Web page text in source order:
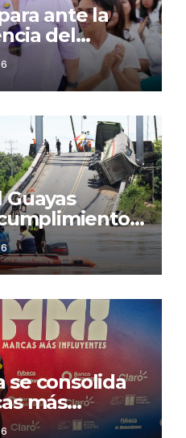
ante la
del
Niño:
capacita a
y
en
puente
en
se consolida
más
Ecuador